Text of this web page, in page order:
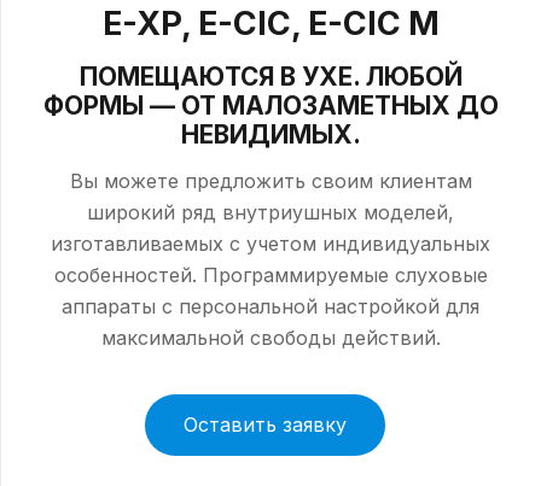
E-XP, E-CIC, E-CIC M
ПОМЕЩАЮТСЯ В УХЕ. ЛЮБОЙ
ФОРМЫ — ОТ МАЛОЗАМЕТНЫХ ДО
НЕВИДИМЫХ.
Вы можете предложить своим клиентам
широкий ряд внутриушных моделей,
изготавливаемых с учетом индивидуальных
особенностей. Программируемые слуховые
аппараты с персональной настройкой для
максимальной свободы действий.
Оставить заявку